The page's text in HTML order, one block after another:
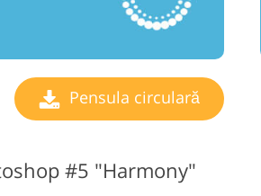
Pensula circulară
#5 "Harmony"